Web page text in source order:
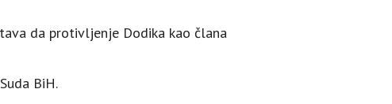
da protivljenje Dodika kao člana
BiH.